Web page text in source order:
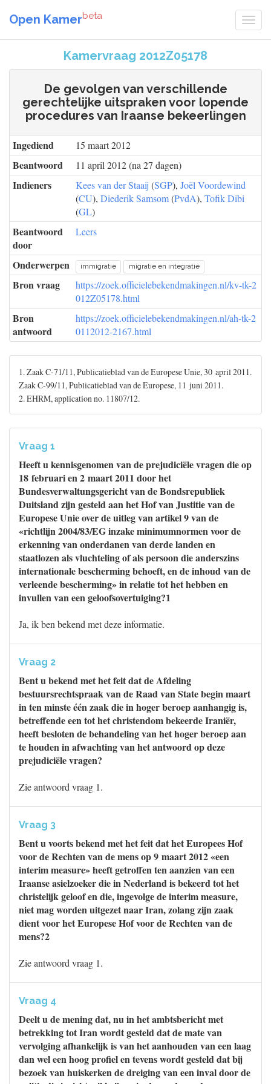
Open Kamerbeta
Kamervraag 2012Z05178
De gevolgen van verschillende
gerechtelijke uitspraken voor lopende
procedures van Iraanse bekeerlingen
Ingediend 15 maart 2012
Beantwoord 11 april 2012 (na 27 dagen)
Indieners Kees van der Staaij (SGP), Joël Voordewind
(CU), Diederik Samsom(PvdA), Tofik Dibi
(GL)
Beantwoord
door
Leers
Onderwerpen immigratie migratie en integratie
Bron vraag
https://zoek.officielebekendmakingen.nl/kv-tk-2
012Z05178.html
Bron
antwoord
https://zoek.officielebekendmakingen.nl/ah-tk-2
0112012-2167.html
1. Zaak C-71/11, Publicatieblad van de Europese Unie, 30 april 2011.
Zaak C-99/11, Publicatieblad van de Europese, 11 juni 2011.
2. EHRM, application no. 11807/12.
Vraag 1
Heeft u kennisgenomen van de prejudiciële vragen die op
18 februari en 2 maart 2011 door het
Bundesverwaltungsgericht van de Bondsrepubliek
Duitsland zijn gesteld aan het Hof van Justitie van de
Europese Unie over de uitleg van artikel 9 van de
«richtlijn 2004/83/EG inzake minimumnormen voor de
erkenning van onderdanen van derde landen en
staatlozen als vluchteling of als persoon die anderszins
internationale bescherming behoeft, en de inhoud van de
verleende bescherming» in relatie tot het hebben en
invullen van een geloofsovertuiging?1
Ja, ik ben bekend met deze informatie.
Vraag 2
Bent u bekend met het feit dat de Afdeling
bestuursrechtspraak van de Raad van State begin maart
in ten minste één zaak die in hoger beroep aanhangig is,
betreffende een tot het christendom bekeerde Iraniër,
heeft besloten de behandeling van het hoger beroep aan
te houden in afwachting van het antwoord op deze
prejudiciële vragen?
Zie antwoord vraag 1.
Vraag 3
Bent u voorts bekend met het feit dat het Europees Hof
voor de Rechten van de mens op 9 maart 2012 «een
interim measure» heeft getroffen ten aanzien van een
Iraanse asielzoeker die in Nederland is bekeerd tot het
christelijk geloof en die, ingevolge de interim measure,
niet mag worden uitgezet naar Iran, zolang zijn zaak
dient voor het Europese Hof voor de Rechten van de
mens?2
Zie antwoord vraag 1.
Vraag 4
Deelt u de mening dat, nu in het ambtsbericht met
betrekking tot Iran wordt gesteld dat de mate van
vervolging afhankelijk is van het aanhouden van een laag
dan wel een hoog profiel en tevens wordt gesteld dat bij
bezoek van huiskerken de dreiging van een inval door de